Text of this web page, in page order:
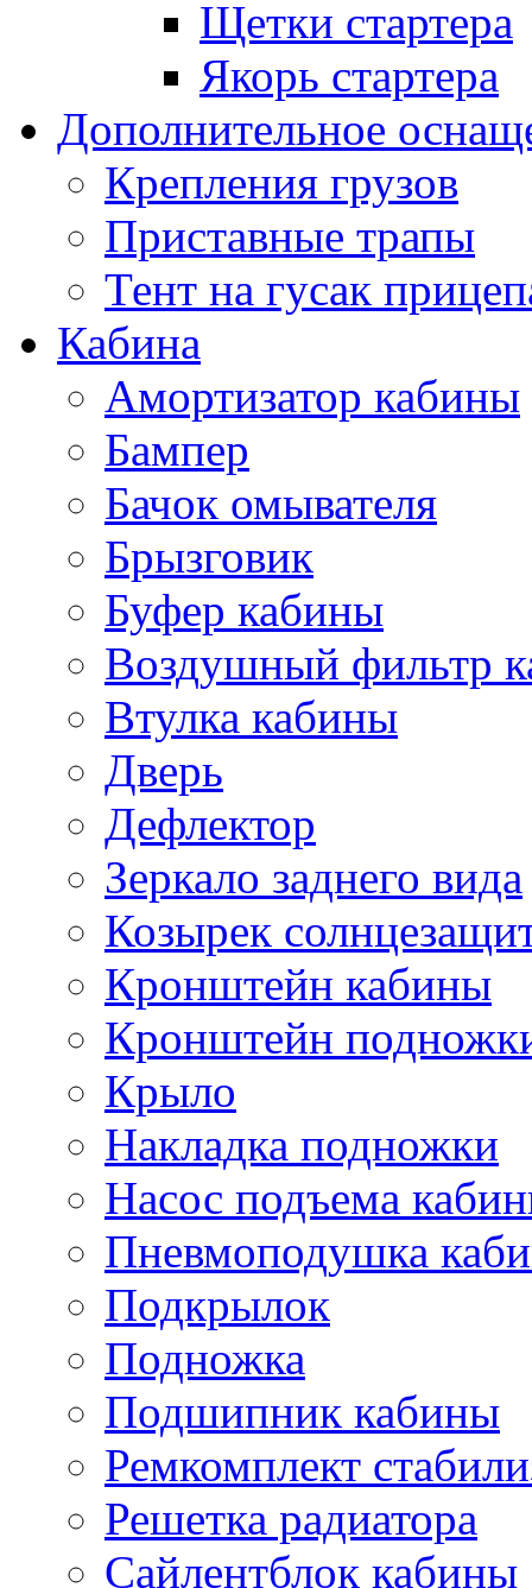
Щетки стартера
Якорь стартера
Дополнительное
Крепления грузов
Приставные трапы
Тент на гусак
Кабина
Амортизатор кабины
Бампер
Бачок омывателя
Брызговик
Буфер кабины
Воздушный фильтр
Втулка кабины
Дверь
Дефлектор
Зеркало заднего вида
Козырек
Кронштейн кабины
Кронштейн
Крыло
Накладка подножки
Насос подъема
Пневмоподушка
Подкрылок
Подножка
Подшипник кабины
Ремкомплект
Решетка радиатора
Сайлентблок кабины